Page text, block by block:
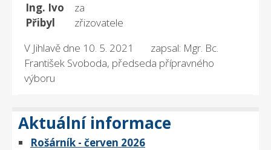
Ing. Ivo
Přibyl
za
zřizovatele
V Jihlavě dne 10. 5. 2021 zapsal: Mgr. Bc.
František Svoboda, předseda přípravného
výboru
Aktuální informace
Rošárník - červen 2026